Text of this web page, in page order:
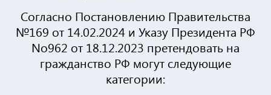
Согласно Постановлению Правительства
№169 от 14.02.2024 и Указу Президента РФ
No962 от 18.12.2023 претендовать на
гражданство РФ могут следующие
категории: